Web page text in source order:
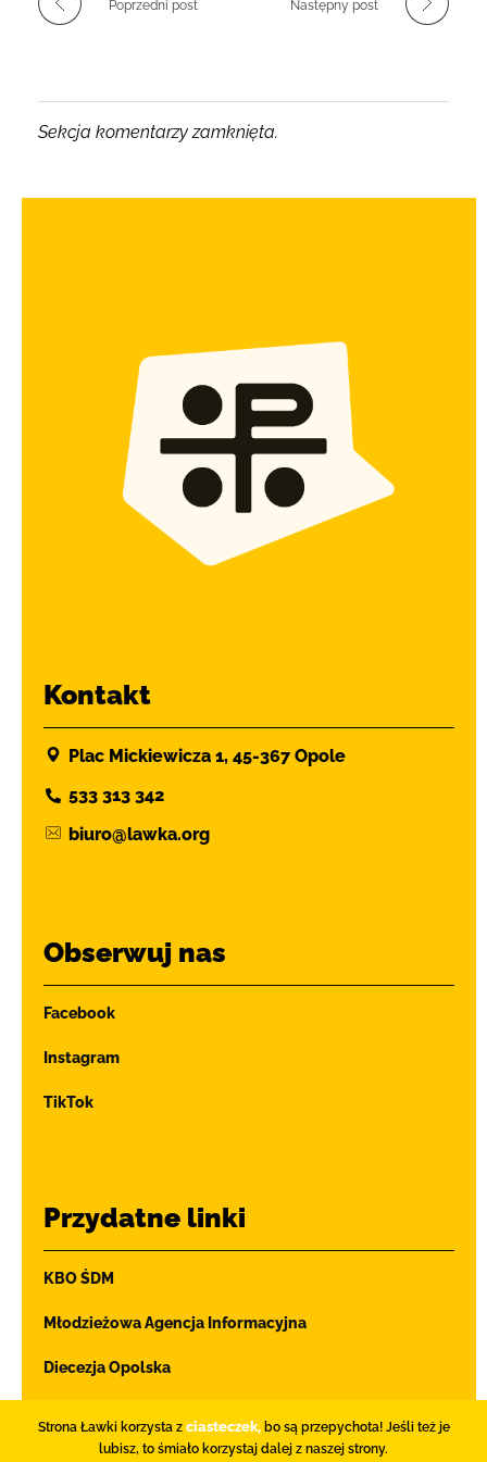
Poprzedni post Następny post
Sekcja komentarzy zamknięta.
Kontakt
Plac Mickiewicza 1, 45-367 Opole
533 313 342
biuro@lawka.org
Obserwuj nas
Facebook
Instagram
TikTok
Przydatne linki
KBO ŚDM
Młodzieżowa Agencja Informacyjna
Diecezja Opolska
Strona Ławki korzysta z ciasteczek,bo są przepychota! Jeśli też je
lubisz, to śmiało korzystaj dalej z naszej strony.